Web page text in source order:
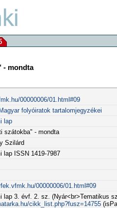
- mondta
00000006/01.html#09
folyóiratok tartalomjegyzékei
lap
szátokba" - mondta
Szilárd
lap ISSN 1419-7987
00000006/01.html#09
lap 3. évf. 2. sz. (Nyár<br>Tematikus
cikk_list.php?fusz=14755